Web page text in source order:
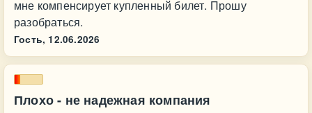
мне компенсирует купленный билет. Прошу
разобраться.
Гость, 12.06.2026
Плохо - не надежная компания